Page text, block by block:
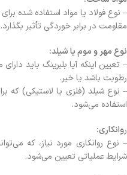
– نوع فولاد یا مواد استفاده شده
مقاومت در برابر خوردگی تأثیر بگذارد.
نوع مهر و موم یا شیلد:
– تعیین اینکه آیا بلبرینگ باید
رطوبت باشد یا خیر.
– نوع شیلد (فلزی یا لاستیکی) که
استفاده می‌شود.
روانکاری:
– نوع روانکاری مورد نیاز، که
شرایط عملیاتی تعیین می‌شود.